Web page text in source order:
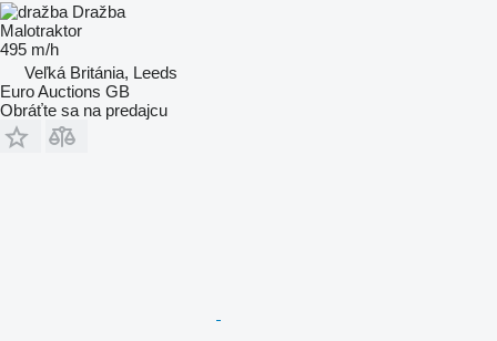
Dražba
Malotraktor
495 m/h
Veľká Británia, Leeds
Euro Auctions GB
Obráťte sa na predajcu